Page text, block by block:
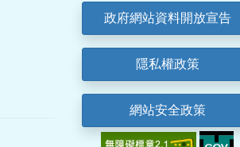
政府網站資料開放宣告
隱私權政策
網站安全政策